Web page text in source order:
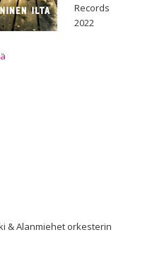
Records
2022
& Alanmiehet orkesterin